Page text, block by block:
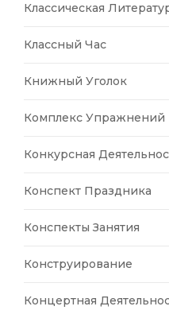
Классическая
Классный Час
Книжный Уголок
Комплекс Упражнений
Конкурсная
Конспект Праздника
Конспекты Занятия
Конструирование
Концертная